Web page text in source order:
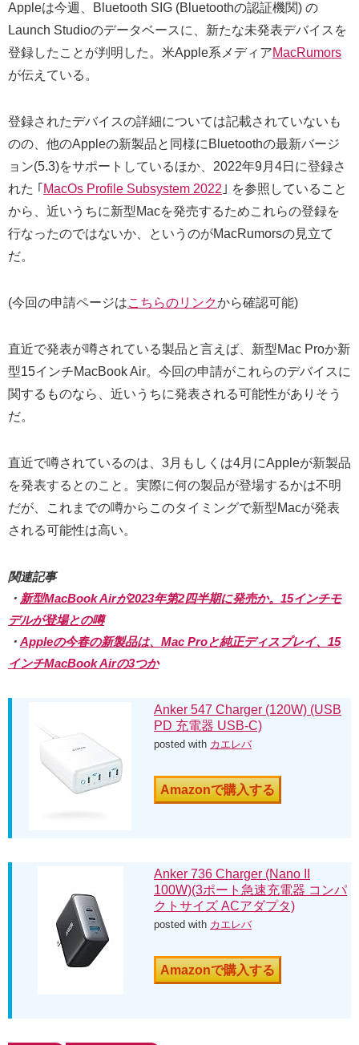
Appleは今週、Bluetooth SIG (Bluetoothの認証機関) の
Launch Studioのデータベースに、新たな未発表デバイスを
登録したことが判明した。米Apple系メディアMacRumors
が伝えている。
登録されたデバイスの詳細については記載されていないも
のの、他のAppleの新製品と同様にBluetoothの最新バージ
ョン(5.3)をサポートしているほか、2022年9月4日に登録さ
れた ｢ MacOs Profile Subsystem 2022 ｣ を参照していること
から、近いうちに新型Macを発売するためこれらの登録を
行なったのではないか、というのがMacRumorsの見立て
だ。
(今回の申請ページはこちらのリンクから確認可能)
直近で発表が噂されている製品と言えば、新型Mac Proか新
型15インチMacBook Air。今回の申請がこれらのデバイスに
関するものなら、近いうちに発表される可能性がありそう
だ。
直近で噂されているのは、3月もしくは4月にAppleが新製品
を発表するとのこと。実際に何の製品が登場するかは不明
だが、これまでの噂からこのタイミングで新型Macが発表
される可能性は高い。
関連記事
・ 新型MacBook Airが2023年第2四半期に発売か。15インチモ
デルが登場との噂
・ Appleの今春の新製品は、Mac Proと純正ディスプレイ、15
インチMacBook Airの3つか
Anker 547 Charger (120W) (USB
PD 充電器 USB-C)
posted with カエレバ
Amazonで購入する
Anker 736 Charger (Nano II
100W)(3ポート急速充電器 コンパ
クトサイズ ACアダプタ)
posted with カエレバ
Amazonで購入する